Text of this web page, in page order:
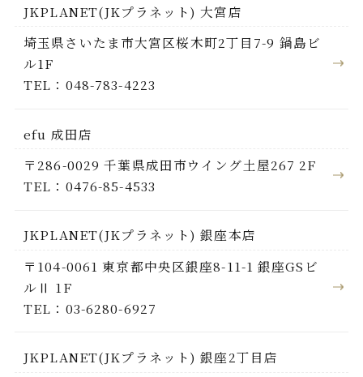
JKPLANET(JKプラネット) 大宮店
埼玉県さいたま市大宮区桜木町2丁目7-9 鍋島ビ
ル1F
TEL：048-783-4223
efu 成田店
〒286-0029 千葉県成田市ウイング土屋267 2F
TEL：0476-85-4533
JKPLANET(JKプラネット) 銀座本店
〒104-0061 東京都中央区銀座8-11-1 銀座GSビ
ルⅡ 1F
TEL：03-6280-6927
JKPLANET(JKプラネット) 銀座2丁目店